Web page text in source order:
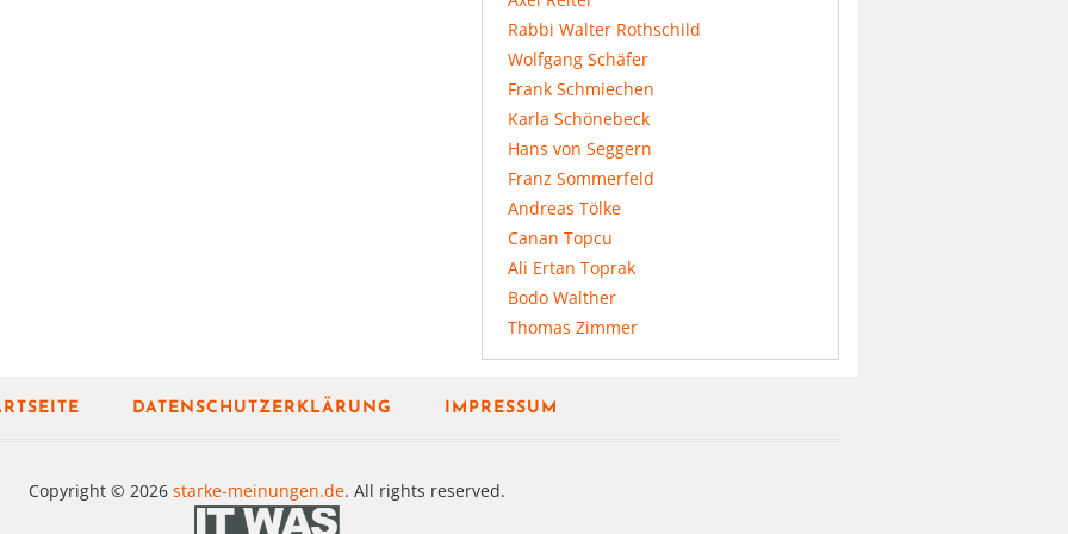
Rabbi Walter Rothschild
Wolfgang Schäfer
Frank Schmiechen
Karla Schönebeck
Hans von Seggern
Franz Sommerfeld
Andreas Tölke
Canan Topcu
Ali Ertan Toprak
Bodo Walther
Thomas Zimmer
DATENSCHUTZERKLÄRUNG IMPRESSUM
Copyright © 2026 starke-meinungen.de. All rights reserved.